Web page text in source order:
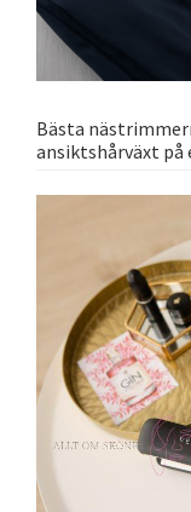
Bästa
ansiktshårväxt